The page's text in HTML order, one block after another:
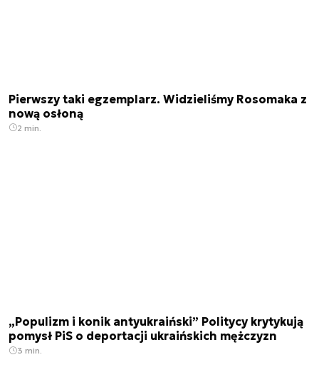
Pierwszy taki egzemplarz. Widzieliśmy Rosomaka z
nową osłoną
2 min.
„Populizm i konik antyukraiński” Politycy krytykują
pomysł PiS o deportacji ukraińskich mężczyzn
3 min.